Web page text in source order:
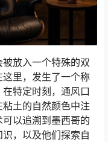
放入一个特殊的双
里，发生了一个称
特定时刻，通风口
土的自然颜色中注
以追溯到墨西哥的
，以及他们探索自